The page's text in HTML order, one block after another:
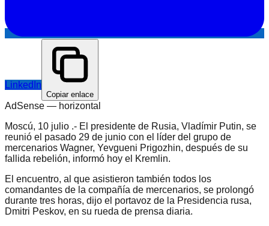
LinkedIn
Copiar enlace
AdSense — horizontal
Moscú, 10 julio .- El presidente de Rusia, Vladímir Putin, se
reunió el pasado 29 de junio con el líder del grupo de
mercenarios Wagner, Yevgueni Prigozhin, después de su
fallida rebelión, informó hoy el Kremlin.
El encuentro, al que asistieron también todos los
comandantes de la compañía de mercenarios, se prolongó
durante tres horas, dijo el portavoz de la Presidencia rusa,
Dmitri Peskov, en su rueda de prensa diaria.